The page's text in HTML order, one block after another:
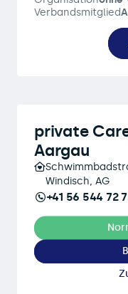
Verbandsmitglied
private
Aargau
Windisch, AG
+41 56 544 72